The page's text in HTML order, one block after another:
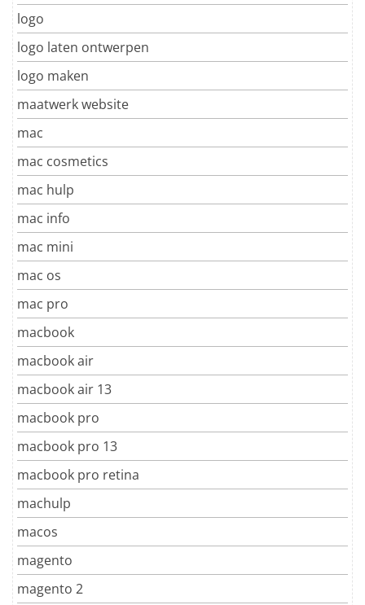
logo
logo laten ontwerpen
logo maken
maatwerk website
mac
mac cosmetics
mac hulp
mac info
mac mini
mac os
mac pro
macbook
macbook air
macbook air 13
macbook pro
macbook pro 13
macbook pro retina
machulp
macos
magento
magento 2